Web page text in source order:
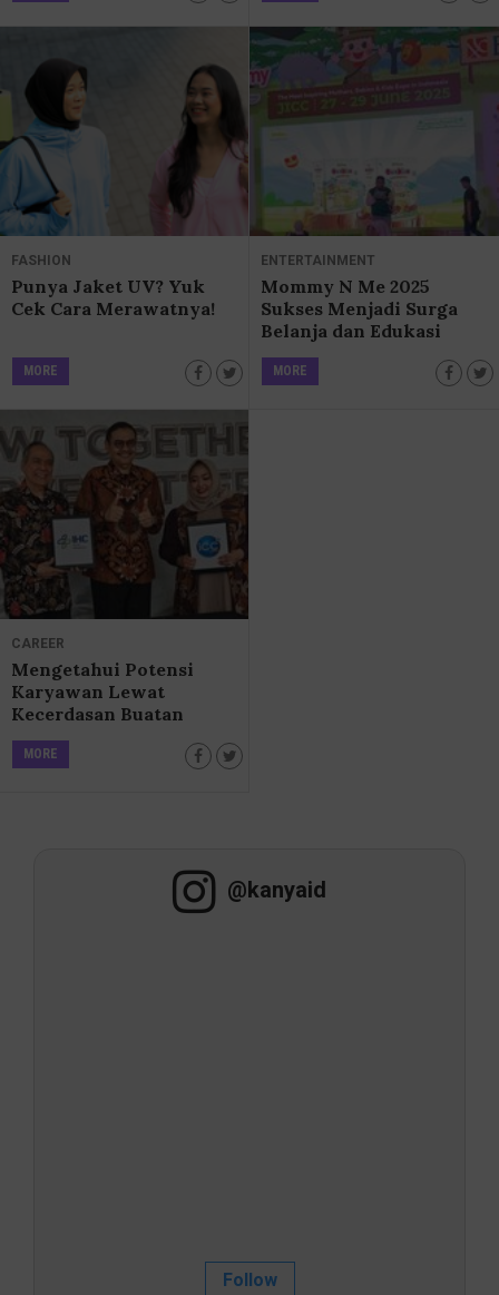
FASHION
Punya Jaket UV? Yuk
Cek Cara Merawatnya!
MORE
ENTERTAINMENT
Mommy N Me 2025
Sukses Menjadi Surga
Belanja dan Edukasi
untuk Keluarga
MORE
CAREER
Mengetahui Potensi
Karyawan Lewat
Kecerdasan Buatan
otaQku
MORE
@kanyaid
Follow